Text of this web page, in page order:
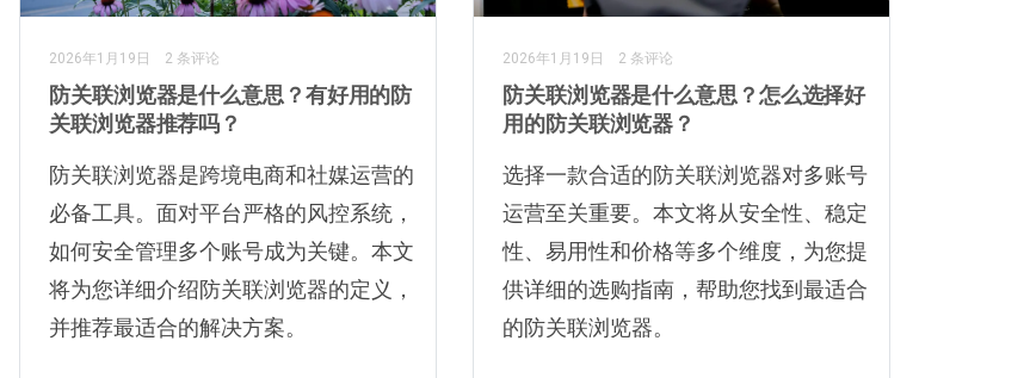
2026年1月19日 2 条评论
防关联浏览器是什么意思？有好用的防
关联浏览器推荐吗？
防关联浏览器是跨境电商和社媒运营的
必备工具。面对平台严格的风控系统，
如何安全管理多个账号成为关键。本文
将为您详细介绍防关联浏览器的定义，
并推荐最适合的解决方案。
2026年1月19日 2 条评论
防关联浏览器是什么意思？怎么选择好
用的防关联浏览器？
选择一款合适的防关联浏览器对多账号
运营至关重要。本文将从安全性、稳定
性、易用性和价格等多个维度，为您提
供详细的选购指南，帮助您找到最适合
的防关联浏览器。